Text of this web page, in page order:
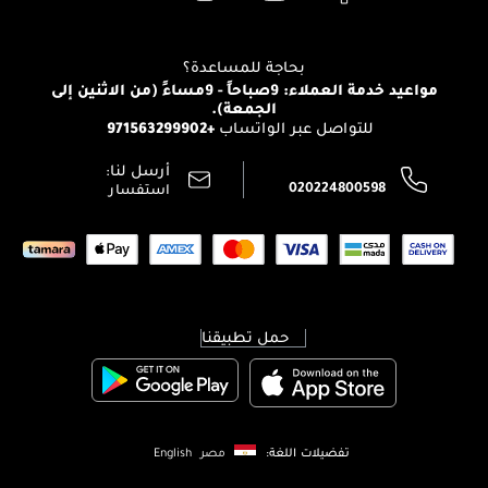
الإرجاع
الوظائف
الشروط و الأحكام
بحاجة للمساعدة؟
مواعيد خدمة العملاء: 9صباحاً - 9مساءً (من الاثنين إلى
الجمعة).
للتواصل عبر الواتساب+971563299902
020224800598
أرسل لنا:
استفسار
حمل تطبيقنا
تفضيلات اللغة: مصر English